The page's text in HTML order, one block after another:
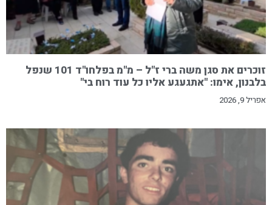
זוכרים את סגן משה ברי ז"ל – מ"מ בפלחו"ד 101 שנפל
בלבנון, אימו: "אתגעגע אליו כל עוד רוח בי"
אפריל 9, 2026